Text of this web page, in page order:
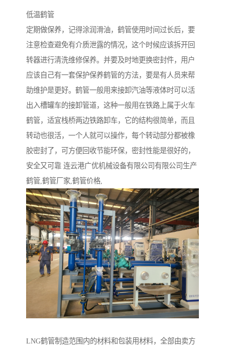
低温鹤管
定期做保养，记得涂润滑油，鹤管使用时间过长后，要
注意检查避免有介质泄露的情况，这个时候应该拆开回
转器进行清洗维修保养。并要及时地更换密封件，用户
应该自己有一套保护保养鹤管的方法，要是有人员来帮
助维护是更好。鹤管一般用来接卸汽油等液体时可以活
出入槽罐车的接卸管道，这种一般用在铁路上属于火车
鹤管，适宜栈桥两边铁路卸车，它的结构很简单，而且
转动也很活，一个人就可以操作，每个转动部分都被橡
胶密封了，可方便回收节能环保，密封性能是很好的，
安全又可靠 连云港广优机械设备有限公司有限公司生产
鹤管,鹤管厂家,鹤管价格,
LNG鹤管制造范围内的材料和包装用材料，全部由卖方